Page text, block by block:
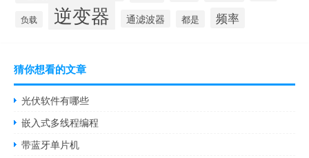
负载 逆变器 通滤波器 都是 频率
猜你想看的文章
光伏软件有哪些
嵌入式多线程编程
带蓝牙单片机